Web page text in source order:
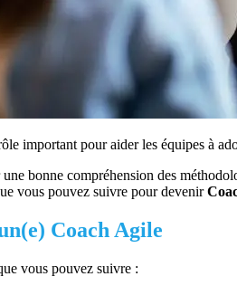
important pour aider les équipes à
bonne compréhension des
vous pouvez suivre pour devenir
Coach Agile
vous pouvez suivre :